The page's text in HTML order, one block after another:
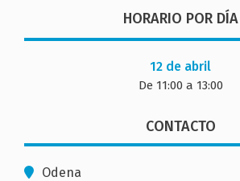
HORARIO POR DÍA
12 de abril
De 11:00 a 13:00
CONTACTO
Odena